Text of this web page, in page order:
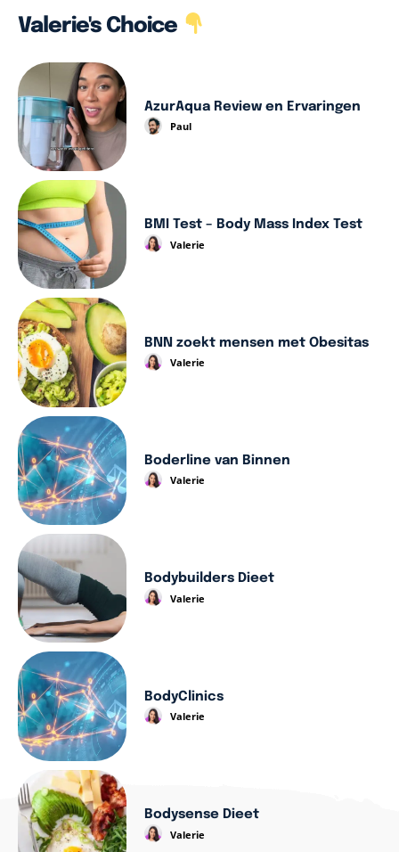
Valerie's Choice
AzurAqua Review en Ervaringen
Paul
BMI Test – Body Mass Index Test
Valerie
BNN zoekt mensen met Obesitas
Valerie
Boderline van Binnen
Valerie
Bodybuilders Dieet
Valerie
BodyClinics
Valerie
Bodysense Dieet
Valerie